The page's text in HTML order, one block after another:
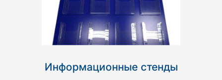
Информационные стенды